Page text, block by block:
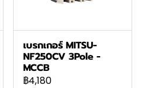
เบรกเกอร์ MITSU-
NF250CV 3Pole -
MCCB
฿4,180